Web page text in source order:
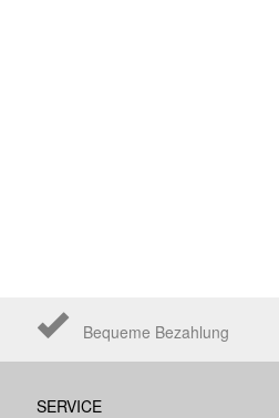
Bequeme Bezahlung
SERVICE